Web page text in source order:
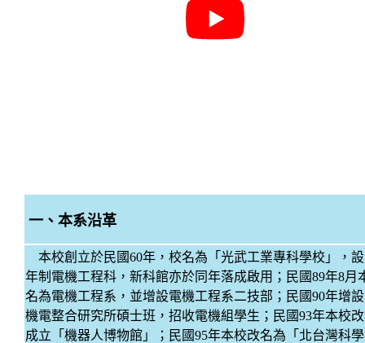
一、本系沿革
本校創立於民國60年，校名為「光武工業專科學校」，
年制電機工程科，新科館亦於同年落成啟用；民國89年8月
名為電機工程系，並增設電機工程系二技部；民國90年增
機電整合研究所碩士班，招收電機組學生；民國93年本校
成立「機器人博物館」；民國95年本校改名為「北台灣科